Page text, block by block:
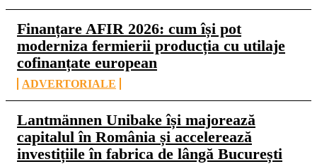
Finanțare AFIR 2026: cum își pot
moderniza fermierii producția cu utilaje
cofinanțate european
ADVERTORIALE
Lantmännen Unibake își majorează
capitalul în România și accelerează
investițiile în fabrica de lângă București